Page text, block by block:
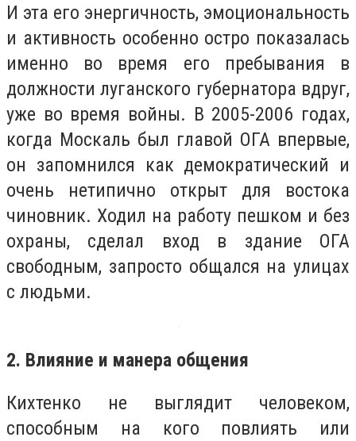
И эта его энергичность, эмоциональность
и активность особенно остро показалась
именно во время его пребывания в
должности луганского губернатора вдруг,
уже во время войны. В 2005-2006 годах,
когда Москаль был главой ОГА впервые,
он запомнился как демократический и
очень нетипично открыт для востока
чиновник. Ходил на работу пешком и без
охраны, сделал вход в здание ОГА
свободным, запросто общался на улицах
с людьми.
2. Влияние и манера общения
Кихтенко не выглядит человеком,
способным на кого повлиять или